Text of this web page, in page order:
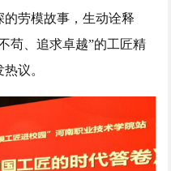
劳模故事，生动诠释
苟、追求卓越”的工匠精
议。